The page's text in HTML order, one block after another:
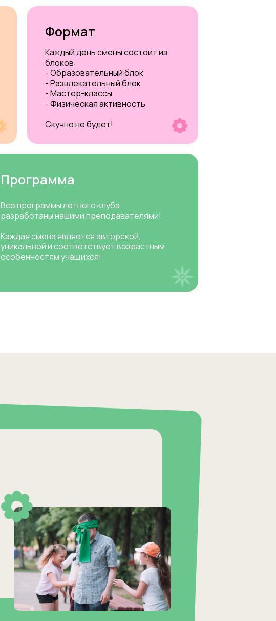
Формат
Каждый день смены состоит из
блоков:
- Образовательный блок
- Развлекательный блок
- Мастер-классы
- Физическая активность
Скучно не будет!
Программа
Все программы летнего клуба
разработаны нашими преподавателями!
Каждая смена является авторской,
уникальной и соответствует возрастным
особенностям учащихся!